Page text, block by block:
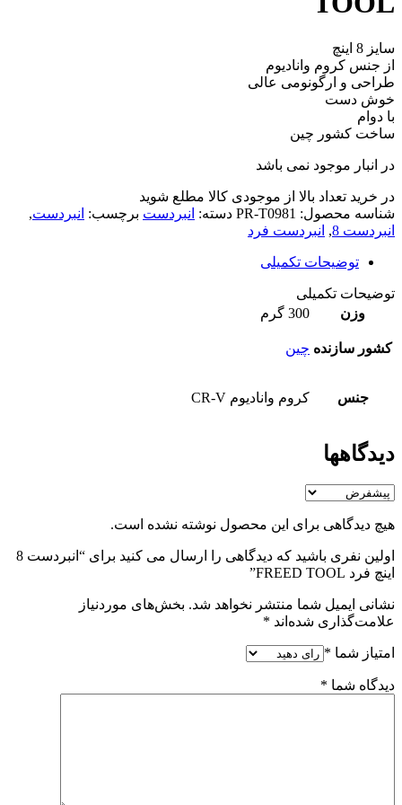
سایز 8 اینچ
از جنس کروم وانادیوم
طراحی و ارگونومی عالی
خوش دست
با دوام
ساخت کشور چین
در انبار موجود نمی باشد
در خرید تعداد بالا از موجودی کالا مطلع شوید
شناسه محصول: PR-T0981 دسته: انبردست برچسب: انبردست,
انبردست 8
, انبردست فرد
توضیحات تکمیلی
توضیحات تکمیلی
وزن
300 گرم
کشور سازنده چین
جنس کروم وانادیوم CR-V
دیدگاهها
هیچ دیدگاهی برای این محصول نوشته نشده است.
اولین نفری باشید که دیدگاهی را ارسال می کنید برای “انبردست 8
اینچ فرد FREED TOOL”
نشانی ایمیل شما منتشر نخواهد شد. بخش‌های موردنیاز
علامت‌گذاری شده‌اند *
امتیاز شما *
دیدگاه شما *